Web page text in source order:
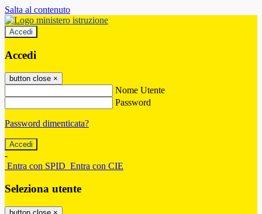
Salta al contenuto
Accedi
Accedi
button close ×
Nome Utente
Password
Password dimenticata?
-
Entra con SPID Entra con CIE
Seleziona utente